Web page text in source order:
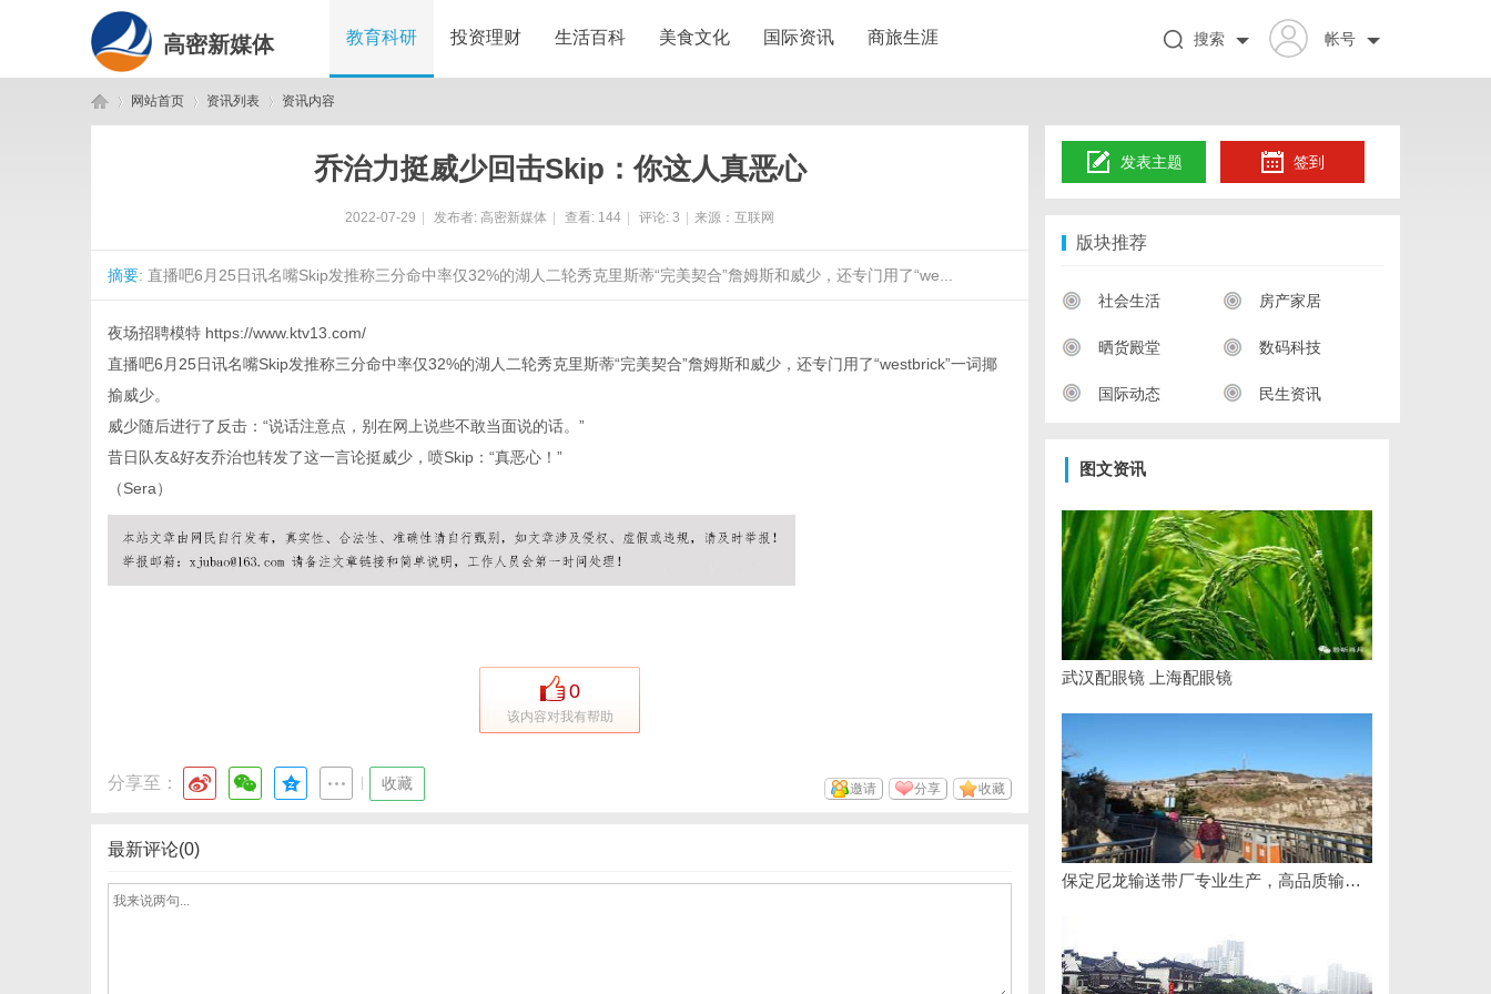
高密新媒体 教育科研 投资理财 生活百科 美食文化 国际资讯 商旅生涯 帐号
搜索
网站首页 资讯列表 资讯内容
乔治力挺威少回击Skip：你这人真恶心
2022-07-29 发布者: 高密新媒体 查看: 144 评论: 3 来源：互联网
摘要: 直播吧6月25日讯名嘴Skip发推称三分命中率仅32%的湖人二轮秀克里斯蒂“完美契合”詹姆斯和威少，还专门用了“we...
夜场招聘模特 https://www.ktv13.com/
直播吧6月25日讯名嘴Skip发推称三分命中率仅32%的湖人二轮秀克里斯蒂“完美契合”詹姆斯和威少，还专门用了“westbrick”一词揶
揄威少。
威少随后进行了反击：“说话注意点，别在网上说些不敢当面说的话。”
昔日队友&好友乔治也转发了这一言论挺威少，喷Skip：“真恶心！”
（Sera）
0
该内容对我有帮助
分享至： 收藏 收藏
分享
邀请
最新评论(0)
发表主题 签到
版块推荐
社会生活 房产家居
晒货殿堂 数码科技
国际动态 民生资讯
图文资讯
武汉配眼镜 上海配眼镜
保定尼龙输送带厂专业生产，高品质输送解决方案